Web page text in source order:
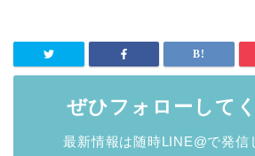
ぜひフォローして
最新情報は随時LINE@で発信